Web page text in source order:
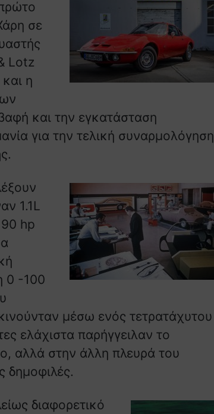
σε
Lotz
η
και την εγκατάσταση
για την τελική συναρμολόγηση
1.1L
hp
0 -100
μέσω ενός τετρατάχυτου
ελάχιστα παρήγγειλαν το
αλλά στην άλλη πλευρά του
δημοφιλές.
διαφορετικό